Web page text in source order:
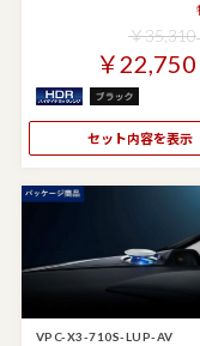
￥35,310
￥22,750
セット内容を表示
VPC-X3-710S-LUP-AV